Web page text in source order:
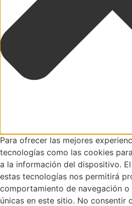
Para ofrecer las mejores
tecnologías como las cookies
a la información del dispositivo.
estas tecnologías nos permitirá
comportamiento de navegación
únicas en este sitio. No consentir